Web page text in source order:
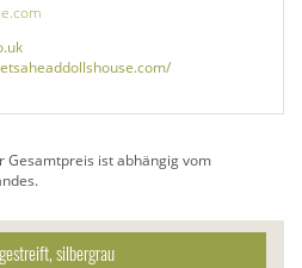
Gesamtpreis ist abhängig vom
silbergrau